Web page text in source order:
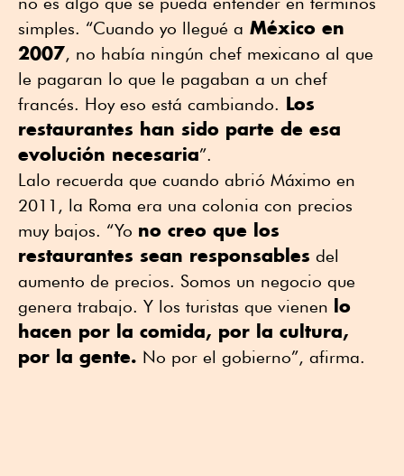
simples. “Cuando yo llegué a México en
2007, no había ningún chef mexicano al que
le pagaran lo que le pagaban a un chef
francés. Hoy eso está cambiando. Los
restaurantes han sido parte de esa
evolución necesaria”.
Lalo recuerda que cuando abrió Máximo en
2011, la Roma era una colonia con precios
muy bajos. “Yo no creo que los
restaurantes sean responsables del
aumento de precios. Somos un negocio que
genera trabajo. Y los turistas que vienen lo
hacen por la comida, por la cultura,
por la gente. No por el gobierno”, afirma.